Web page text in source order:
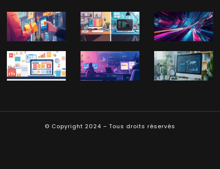
© Copyright 2024 – Tous droits réservés